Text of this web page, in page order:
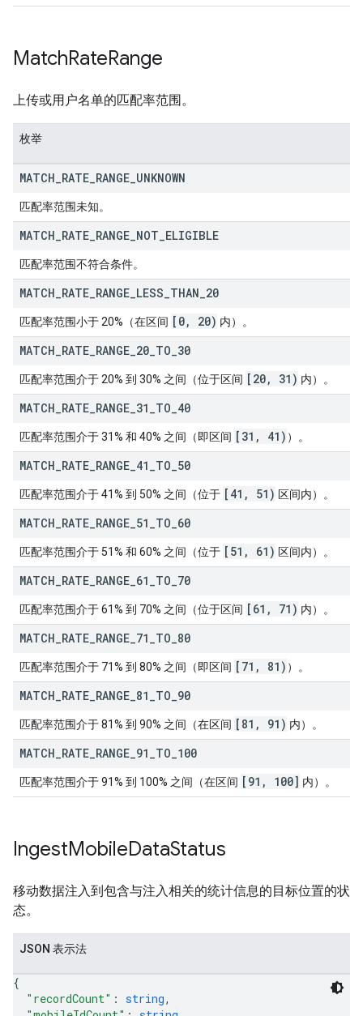
MatchRateRange
上传或用户名单的匹配率范围。
枚举
MATCH RATE RANGE UNKNOWN
匹配率范围未知。
MATCH RATE RANGE NOT ELIGIBLE
匹配率范围不符合条件。
MATCH RATE RANGE LESS THAN 20
匹配率范围小于 20%（在区间 [0, 20) 内）。
MATCH RATE RANGE 20 TO 30
匹配率范围介于 20% 到 30% 之间（位于区间 [20, 31) 内）。
MATCH RATE RANGE 31 TO 40
匹配率范围介于 31% 和 40% 之间（即区间 [31 , 41) ）。
MATCH RATE RANGE 41 TO 50
匹配率范围介于 41% 到 50% 之间（位于 [41 , 51) 区间内）。
MATCH RATE RANGE 51 TO 60
匹配率范围介于 51% 和 60% 之间（位于 [51 , 61) 区间内）。
MATCH RATE RANGE 61 TO 70
匹配率范围介于 61% 到 70% 之间（位于区间 [61 , 71) 内）。
MATCH RATE RANGE 71 TO 80
匹配率范围介于 71% 到 80% 之间（即区间 [71 , 81) ）。
MATCH RATE RANGE 81 TO 90
匹配率范围介于 81% 到 90% 之间（在区间 [81 , 91) 内）。
MATCH RATE RANGE 91 TO 100
匹配率范围介于 91% 到 100% 之间（在区间 [91, 100] 内）。
IngestMobileDataStatus
移动数据注入到包含与注入相关的统计信息的目标位置的状
态。
JSON 表示法
{
"recordCount" : string,